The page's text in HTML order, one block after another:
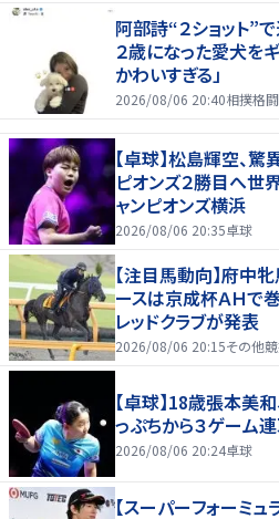
阿部詩“２ショット”
２歳になった愛犬をギ
かわいすぎる」
2026/08/06 20:40相撲格
【卓球】松島輝空、
ピオンズ２勝目へ世
ャンピオンズ横浜
2026/08/06 20:35卓球
【注目馬動向】府中
ースは京成杯ＡＨで
レッドクラブが発表
2026/08/06 20:15その他
【卓球】18歳張本美
っぷちから３ゲーム
2026/08/06 20:24卓球
【スーパーフォーミ